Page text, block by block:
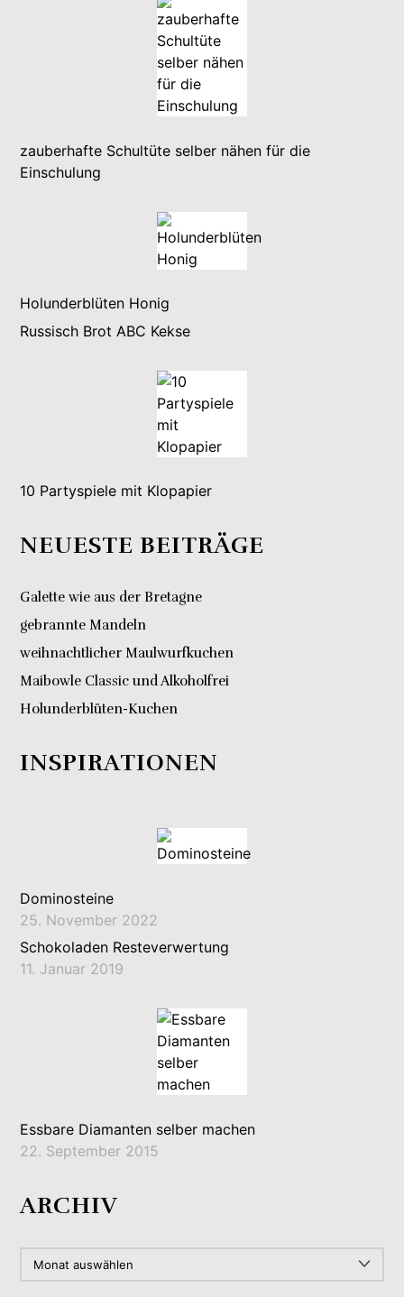
zauberhafte Schultüte selber nähen für die
Einschulung
Holunderblüten Honig
Russisch Brot ABC Kekse
10 Partyspiele mit Klopapier
NEUESTE BEITRÄGE
Galette wie aus der Bretagne
gebrannte Mandeln
weihnachtlicher Maulwurfkuchen
Maibowle Classic und Alkoholfrei
Holunderblüten-Kuchen
INSPIRATIONEN
Dominosteine
25. November 2022
Schokoladen Resteverwertung
11. Januar 2019
Essbare Diamanten selber machen
22. September 2015
ARCHIV